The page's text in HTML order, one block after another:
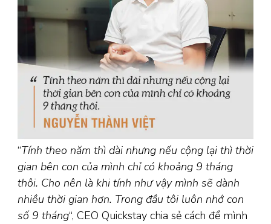
“Tính theo năm thì dài nhưng nếu cộng lại thì thời
gian bên con của mình chỉ có khoảng 9 tháng
thôi. Cho nên là khi tính như vậy mình sẽ dành
nhiều thời gian hơn. Trong đầu tôi luôn nhớ con
số 9 tháng“, CEO Quickstay chia sẻ cách để mình